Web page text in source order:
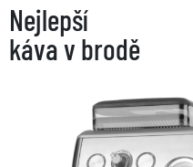
Nejlepší
káva v brodě